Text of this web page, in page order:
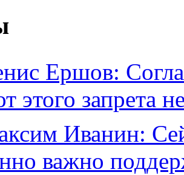
Ершов:
этого запрета
Иванин:
важно